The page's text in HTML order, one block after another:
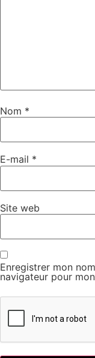
Nom *
E-mail *
Site web
Enregistrer mon
navigateur pour